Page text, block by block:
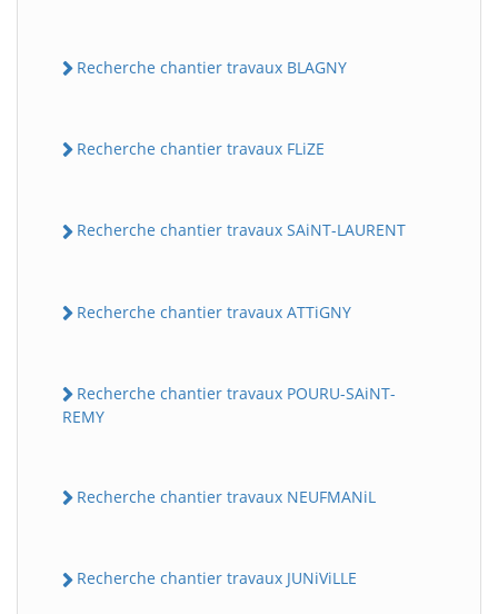
Recherche chantier travaux BLAGNY
Recherche chantier travaux FLiZE
Recherche chantier travaux SAiNT-LAURENT
Recherche chantier travaux ATTiGNY
Recherche chantier travaux POURU-SAiNT-
REMY
Recherche chantier travaux NEUFMANiL
Recherche chantier travaux JUNiViLLE